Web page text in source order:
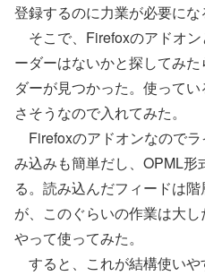
登録するのに力業が必要にな
そこで、Firefoxのアドオ
ーダーはないかと探してみ
ダーが見つかった。使って
さそうなので入れてみた。
Firefoxのアドオンなので
み込みも簡単だし、OPML
る。読み込んだフィードは
が、このぐらいの作業は大
やって使ってみた。
すると、これが結構使いや